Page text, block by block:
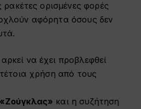
ρακέτες ορισμένες φορές
αφόρητα όσους δεν
να έχει προβλεφθεί
χρήση από τους
και η συζήτηση